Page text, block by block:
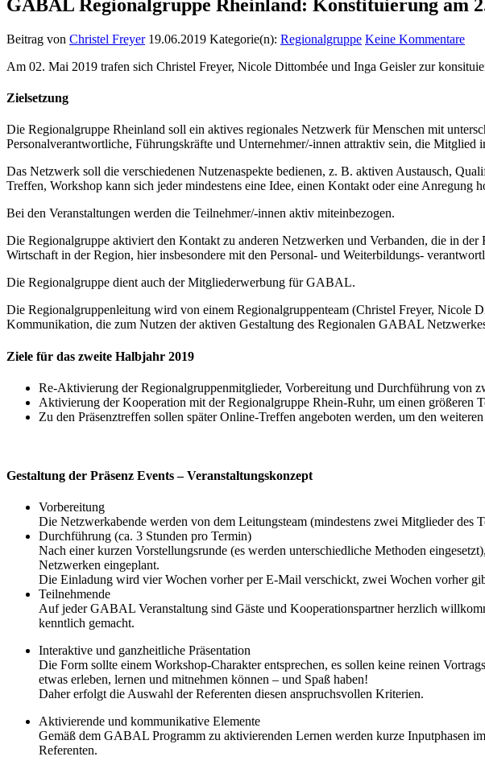
GABAL Regionalgruppe Rheinland: Konstituierung am
Beitrag von Christel Freyer 19.06.2019 Kategorie(n): Regionalgruppe Keine Kommentare
Am 02. Mai 2019 trafen sich Christel Freyer, Nicole Dittombée und Inga Geisler zur
Zielsetzung
Die Regionalgruppe Rheinland soll ein aktives regionales Netzwerk für Menschen mit
Personalverantwortliche, Führungskräfte und Unternehmer/-innen attraktiv sein, die
Das Netzwerk soll die verschiedenen Nutzenaspekte bedienen, z. B. aktiven Austausch,
Treffen, Workshop kann sich jeder mindestens eine Idee, einen Kontakt oder eine Anregung
Bei den Veranstaltungen werden die Teilnehmer/-innen aktiv miteinbezogen.
Die Regionalgruppe aktiviert den Kontakt zu anderen Netzwerken und Verbanden, die in
Wirtschaft in der Region, hier insbesondere mit den Personal- und Weiterbildungs-
Die Regionalgruppe dient auch der Mitgliederwerbung für GABAL.
Die Regionalgruppenleitung wird von einem Regionalgruppenteam (Christel Freyer, Nicole
Kommunikation, die zum Nutzen der aktiven Gestaltung des Regionalen GABAL
Ziele für das zweite Halbjahr 2019
Re-Aktivierung der Regionalgruppenmitglieder, Vorbereitung und Durchführung von
Aktivierung der Kooperation mit der Regionalgruppe Rhein-Ruhr, um einen größeren
Zu den Präsenztreffen sollen später Online-Treffen angeboten werden, um den
Gestaltung der Präsenz Events – Veranstaltungskonzept
Vorbereitung
Die Netzwerkabende werden von dem Leitungsteam (mindestens zwei Mitglieder des
Durchführung (ca. 3 Stunden pro Termin)
Nach einer kurzen Vorstellungsrunde (es werden unterschiedliche Methoden
Netzwerken eingeplant.
Die Einladung wird vier Wochen vorher per E-Mail verschickt, zwei Wochen vorher
Teilnehmende
Auf jeder GABAL Veranstaltung sind Gäste und Kooperationspartner herzlich
kenntlich gemacht.
Interaktive und ganzheitliche Präsentation
Die Form sollte einem Workshop-Charakter entsprechen, es sollen keine reinen
etwas erleben, lernen und mitnehmen können – und Spaß haben!
Daher erfolgt die Auswahl der Referenten diesen anspruchsvollen Kriterien.
Aktivierende und kommunikative Elemente
Gemäß dem GABAL Programm zu aktivierenden Lernen werden kurze Inputphasen
Referenten.